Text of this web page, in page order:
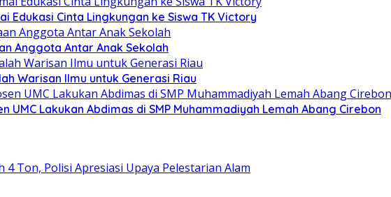
Edukasi Cinta Lingkungan ke Siswa TK Victory
Anggota Antar Anak Sekolah
Warisan Ilmu untuk Generasi Riau
UMC Lakukan Abdimas di SMP Muhammadiyah Lemah Abang Cirebon